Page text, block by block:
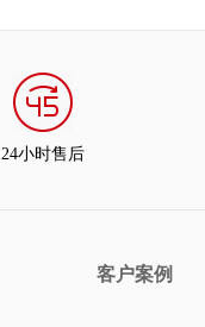
24小时售后
客户案例